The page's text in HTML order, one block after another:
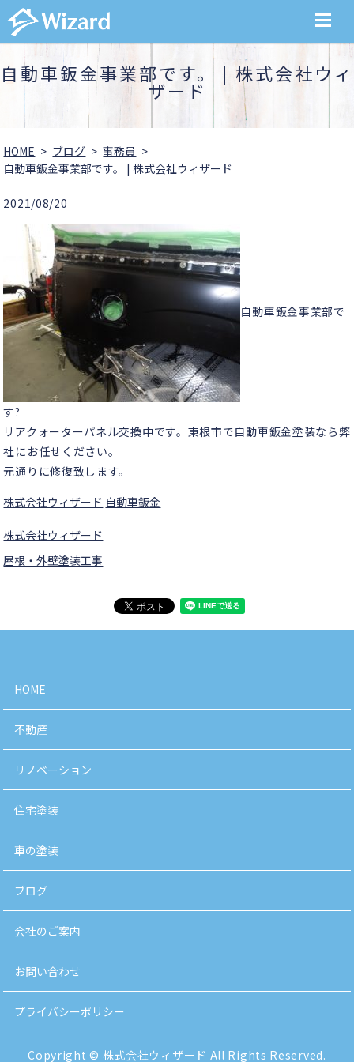
MENU
自動車鈑金事業部です。 | 株式会社ウィ
ザード
HOME ブログ
事務員
自動車鈑金事業部です。 | 株式会社ウィザード
2021/08/20
自動車鈑金事業部で
す?
リアクォーターパネル交換中です。東根市で自動車鈑金塗装なら弊
社にお任せください。
元通りに修復致します。
株式会社ウィザード 自動車鈑金
株式会社ウィザード
屋根・外壁塗装工事
HOME
不動産
リノベーション
住宅塗装
車の塗装
ブログ
会社のご案内
お問い合わせ
プライバシーポリシー
Copyright © 株式会社ウィザード All Rights Reserved.